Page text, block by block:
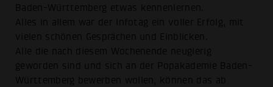
Baden-Württemberg etwas kennenlernen.
Alles in allem war der Infotag ein voller Erfolg, mit
vielen schönen Gesprächen und Einblicken.
Alle die nach diesem Wochenende neugierig
geworden sind und sich an der Popakademie Baden-
Württemberg bewerben wollen, können das ab